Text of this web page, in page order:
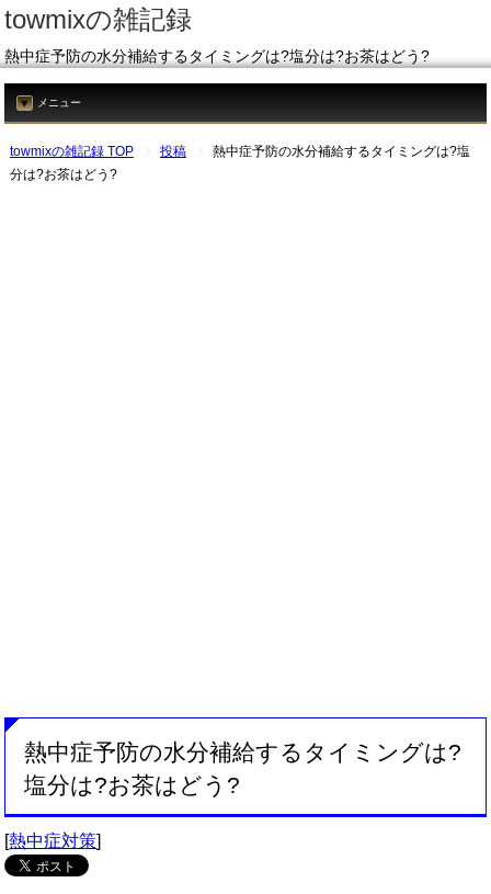
towmixの雑記録
熱中症予防の水分補給するタイミングは?塩分は?お茶はどう?
メニュー
towmixの雑記録 TOP 投稿
熱中症予防の水分補給するタイミングは?塩
分は?お茶はどう?
熱中症予防の水分補給するタイミングは?
塩分は?お茶はどう?
[熱中症対策]